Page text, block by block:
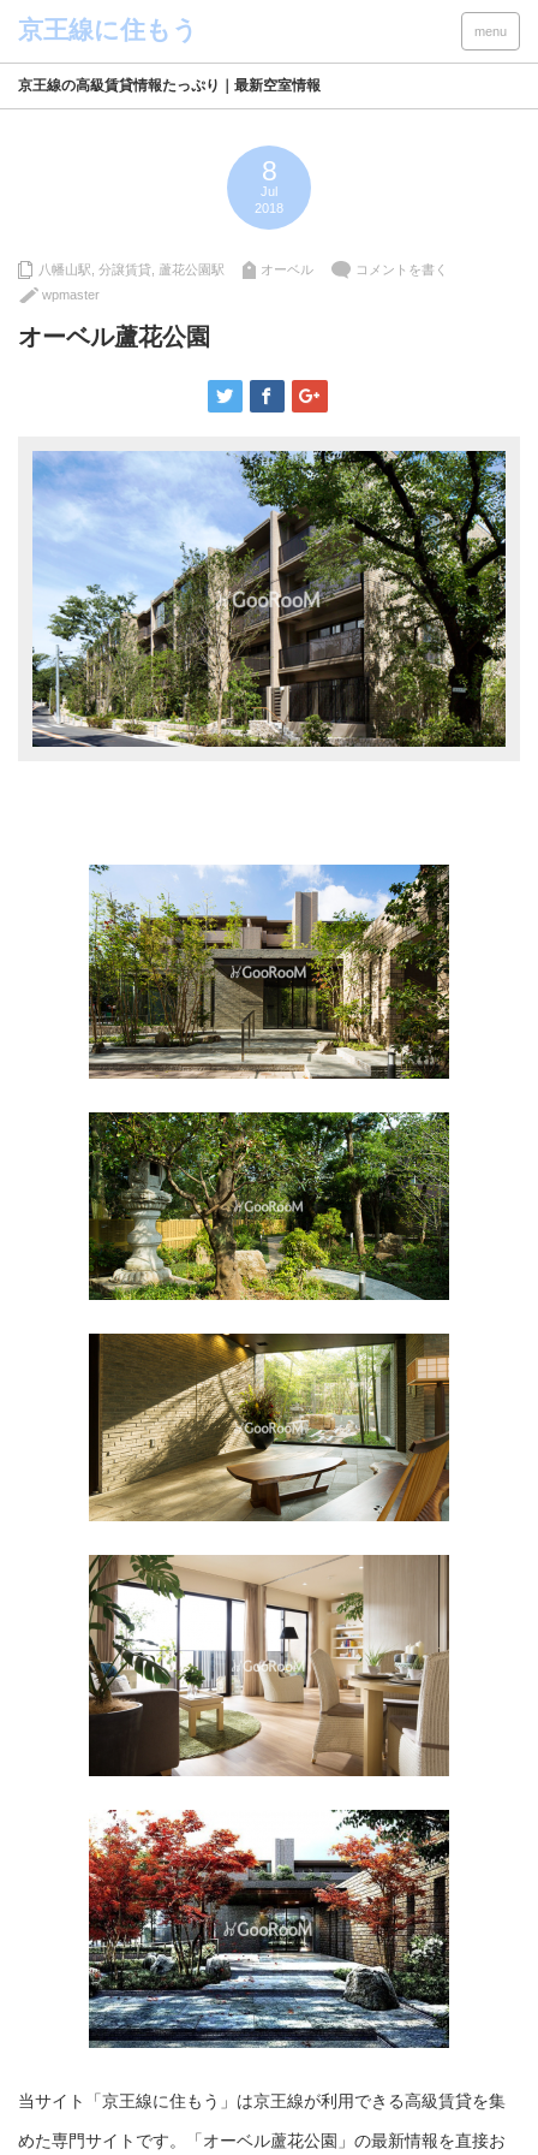
menu
京王線の高級賃貸情報たっぷり｜最新空室情報
8
Jul
2018
八幡山駅 分譲賃貸 蘆花公園駅 オーベル
コメントを書く
wpmaster
オーベル蘆花公園
当サイト「京王線に住もう」は京王線が利用できる高級賃貸を集
めた専門サイトです。「オーベル蘆花公園」の最新情報を直接お